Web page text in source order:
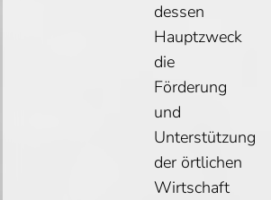
dessen
Hauptzweck
die
Förderung
und
Unterstützung
der örtlichen
Wirtschaft